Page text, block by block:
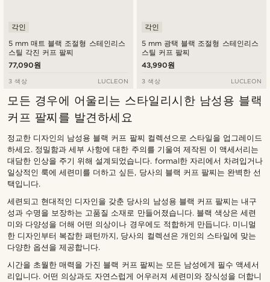
5 mm 매트 블랙 조절형 스테인리스
스틸 각진 커프 팔찌
각인
77,090원
3 색상 LUCLEON
5 mm 광택 블랙 조절형 스테인리스
스틸 커프 팔찌
각인
43,990원
3 색상 LUCLEON
모든 경우에 어울리는 스타일리시한 남성용 블랙
커프 팔찌를 발견하세요
정교한 디자인의 남성용 블랙 커프 팔찌 컬렉션으로 스타일을 업그레이드
하세요. 정밀함과 세부 사항에 대한 주의를 기울여 제작된 이 액세서리는
대담한 인상을 주기 위해 설계되었습니다. formal한 자리에서 차려입거나
일상적인 룩에 세련미를 더하고 싶든, 당사의 블랙 커프 팔찌는 완벽한 선
택입니다.
세련되고 현대적인 디자인을 갖춘 당사의 남성용 블랙 커프 팔찌는 내구
성과 수명을 보장하는 고품질 소재로 만들어졌습니다. 블랙 색상은 세련
미와 다양성을 더해 어떤 의상이나 경우에도 적합하게 만듭니다. 미니멀
한 디자인부터 복잡한 패턴까지, 당사의 컬렉션은 개인의 스타일에 맞는
다양한 옵션을 제공합니다.
시간을 초월한 매력을 가진 블랙 커프 팔찌는 모든 남성에게 필수 액세서
리입니다. 어떤 의상과도 자연스럽게 어우러져 세련미와 장식성을 더합니